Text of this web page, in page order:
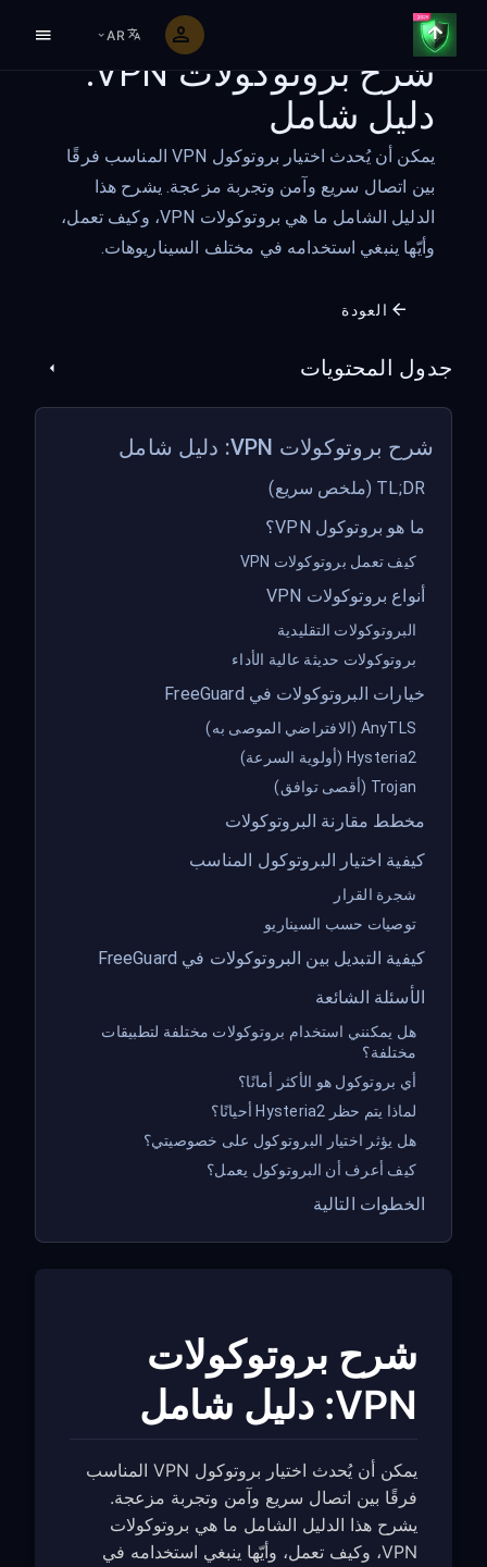
AR
شرح بروتوكولات VPN:
دليل شامل
يمكن أن يُحدث اختيار بروتوكول VPN المناسب فرقًا
بين اتصال سريع وآمن وتجربة مزعجة. يشرح هذا
الدليل الشامل ما هي بروتوكولات VPN، وكيف تعمل،
وأيّها ينبغي استخدامه في مختلف السيناريوهات.
العودة
جدول المحتويات
شرح بروتوكولات VPN: دليل شامل
TL;DR (ملخص سريع)
ما هو بروتوكول VPN؟
كيف تعمل بروتوكولات VPN
أنواع بروتوكولات VPN
البروتوكولات التقليدية
بروتوكولات حديثة عالية الأداء
خيارات البروتوكولات في FreeGuard
AnyTLS (الافتراضي الموصى به)
Hysteria2 (أولوية السرعة)
Trojan (أقصى توافق)
مخطط مقارنة البروتوكولات
كيفية اختيار البروتوكول المناسب
شجرة القرار
توصيات حسب السيناريو
كيفية التبديل بين البروتوكولات في FreeGuard
الأسئلة الشائعة
هل يمكنني استخدام بروتوكولات مختلفة لتطبيقات
مختلفة؟
أي بروتوكول هو الأكثر أمانًا؟
لماذا يتم حظر Hysteria2 أحيانًا؟
هل يؤثر اختيار البروتوكول على خصوصيتي؟
كيف أعرف أن البروتوكول يعمل؟
الخطوات التالية
شرح بروتوكولات
VPN: دليل شامل
يمكن أن يُحدث اختيار بروتوكول VPN المناسب
فرقًا بين اتصال سريع وآمن وتجربة مزعجة.
يشرح هذا الدليل الشامل ما هي بروتوكولات
VPN، وكيف تعمل، وأيّها ينبغي استخدامه في